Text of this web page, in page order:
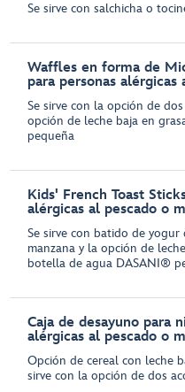
Se sirve con salchicha o
Waffles en forma de
para personas alérgicas
Se sirve con la opción de
opción de leche baja en
pequeña
Kids' French Toast
alérgicas al pescado o
Se sirve con batido de yogur
manzana y la opción de
botella de agua DASANI®
Caja de desayuno para
alérgicas al pescado o
Opción de cereal con leche
sirve con la opción de dos